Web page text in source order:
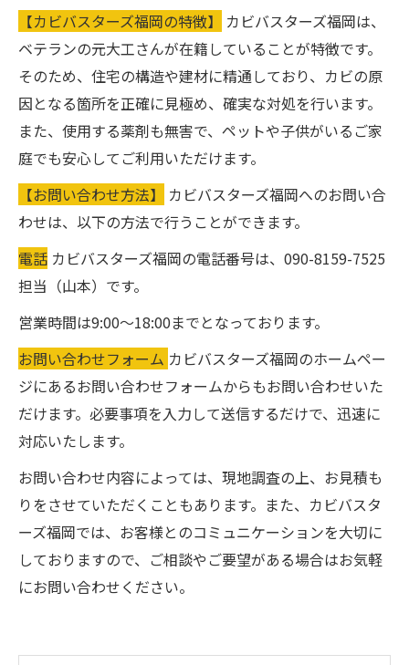
【カビバスターズ福岡の特徴】
カビバスターズ福岡は、
ベテランの元大工さんが在籍していることが特徴です。
そのため、住宅の構造や建材に精通しており、カビの原
因となる箇所を正確に見極め、確実な対処を行います。
また、使用する薬剤も無害で、ペットや子供がいるご家
庭でも安心してご利用いただけます。
【お問い合わせ方法】
カビバスターズ福岡へのお問い合
わせは、以下の方法で行うことができます。
電話 カビバスターズ福岡の電話番号は、090-8159-7525
担当（山本）です。
営業時間は9:00〜18:00までとなっております。
お問い合わせフォーム カビバスターズ福岡のホームペー
ジにあるお問い合わせフォームからもお問い合わせいた
だけます。必要事項を入力して送信するだけで、迅速に
対応いたします。
お問い合わせ内容によっては、現地調査の上、お見積も
りをさせていただくこともあります。また、カビバスタ
ーズ福岡では、お客様とのコミュニケーションを大切に
しておりますので、ご相談やご要望がある場合はお気軽
にお問い合わせください。